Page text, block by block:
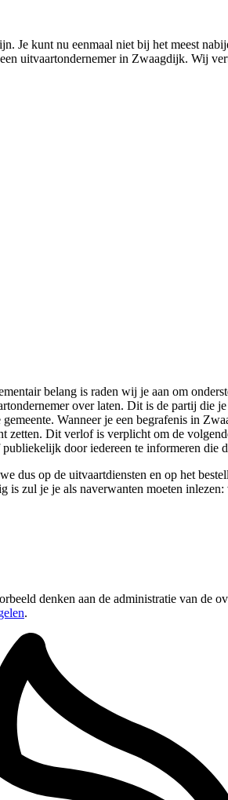
Je kunt nu eenmaal niet bij het meest
uitvaartondernemer in Zwaagdijk. Wij
belang is raden wij je aan om
over laten. Dit is de partij die
Wanneer je een begrafenis in
Dit verlof is verplicht om de
door iedereen te informeren die
dus op de uitvaartdiensten en op het
zul je je als naverwanten moeten
denken aan de administratie van de
.